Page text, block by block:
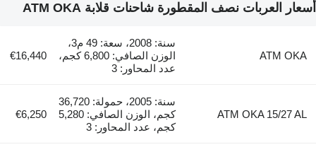
أسعار العربات نصف المقطورة شاحنات قلابة ATM OKA
ATM OKA
سنة: 2008، سعة: 49 م3،
الوزن الصافي: 6,800 كجم،
عدد المحاور: 3
€16,440
ATM OKA 15/27 AL
سنة: 2005، حمولة: 36,720
كجم، الوزن الصافي: 5,280
كجم، عدد المحاور: 3
€6,250